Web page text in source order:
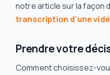
notre article sur la façon
transcription d'une
Prendre votre
Comment choisissez-